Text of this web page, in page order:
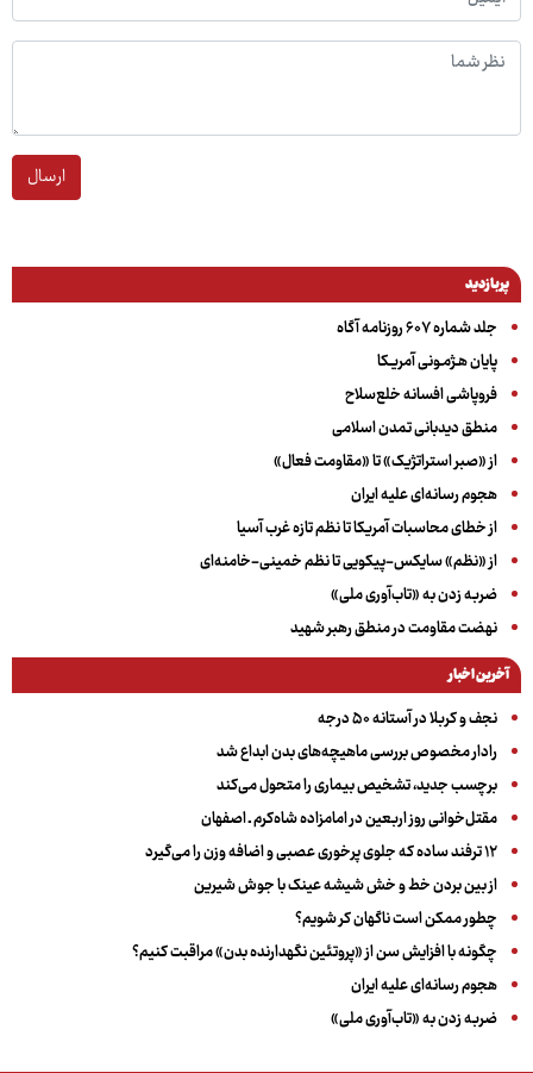
ارسال
پربازدید
جلد شماره ۶۰۷ روزنامه آگاه
پایان هـژمـونی آمریـکا
فروپاشی افسانه خلع‌سلاح
منطق دیدبانی تمدن اسلامی
از «صبر استراتژیک» تا «مقاومت فعال»
هجوم رسانه‌ای علیه ایران
از خطای محاسبات آمریکا تا نظم تازه غرب آسیا
از «نظم» سایکس-پیکویی تا نظم خمینی-خامنه‌ای
ضربه زدن به «تاب‌آوری ملی»
نهضت مقاومت در منطق رهبر شهید
آخرین اخبار
نجف و کربلا در آستانه ۵۰ درجه
رادار مخصوص بررسی ماهیچه‌های بدن ابداع شد
برچسب جدید، تشخیص بیماری را متحول می‌کند
مقتل‌خوانی روز اربعین در امامزاده شاه‌کرم ـ اصفهان
۱۲ ترفند ساده که جلوی پرخوری عصبی و اضافه ‌وزن را می‌گیرد
از بین بردن خط و خش شیشه عینک با جوش شیرین
چطور ممکن است ناگهان کر شویم؟
چگونه با افزایش سن از «پروتئین نگهدارنده بدن» مراقبت کنیم؟
هجوم رسانه‌ای علیه ایران
ضربه زدن به «تاب‌آوری ملی»